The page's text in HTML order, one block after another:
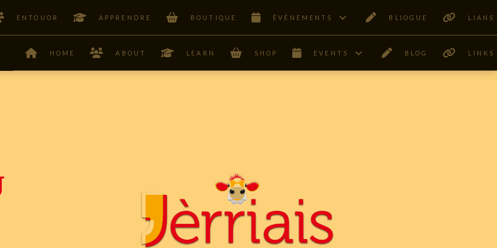
ENTOUOR APPRENDRE BOUTIQUE ÊVÉNEMENTS BLIOGUE LIANS
HOME ABOUT LEARN SHOP EVENTS BLOG LINKS